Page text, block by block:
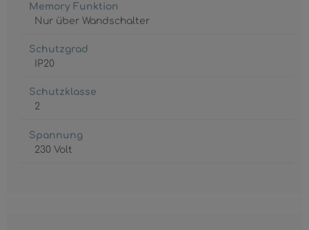
Memory Funktion
Nur über Wandschalter
Schutzgrad
IP20
Schutzklasse
2
Spannung
230 Volt